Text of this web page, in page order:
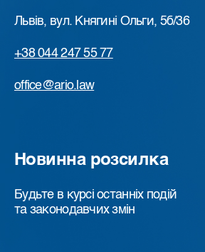
Львів, вул. Княгині Ольги, 5б/36
+38 044 247 55 77
office@ario.law
Новинна розсилка
Будьте в курсі останніх подій
та законодавчих змін